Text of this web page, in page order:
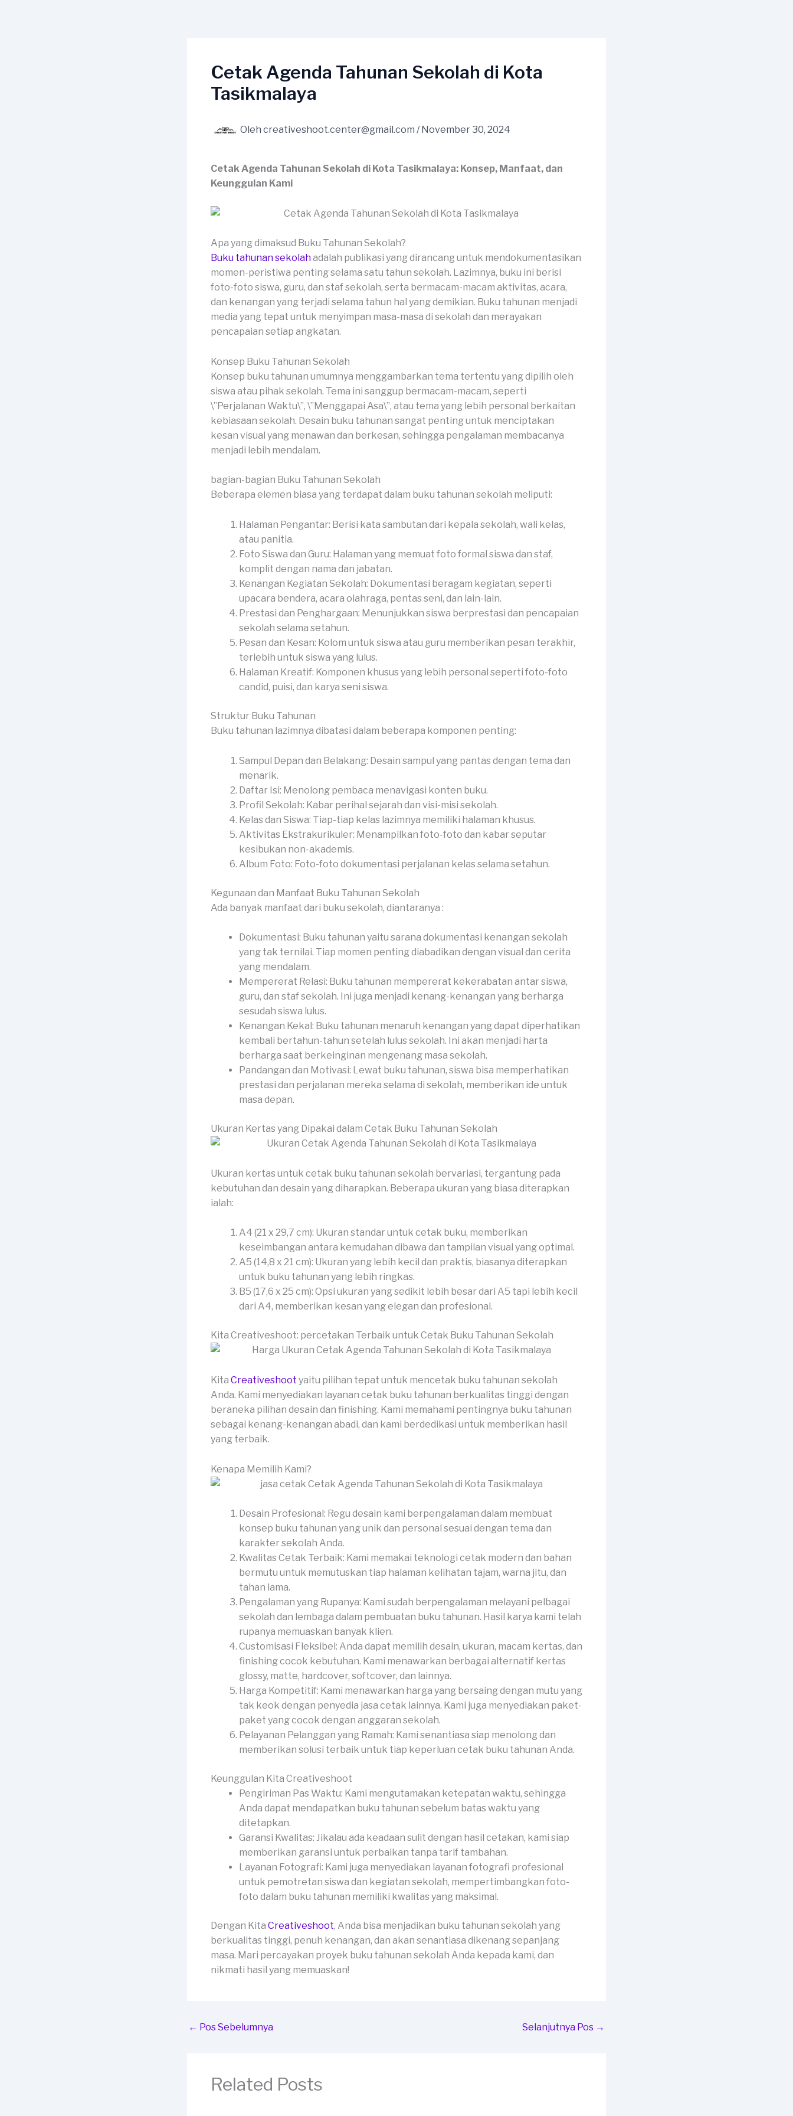
Cetak Agenda Tahunan Sekolah di Kota
Tasikmalaya
Oleh creativeshoot.center@gmail.com / November 30, 2024
Cetak Agenda Tahunan Sekolah di Kota Tasikmalaya: Konsep, Manfaat, dan
Keunggulan Kami
Apa yang dimaksud Buku Tahunan Sekolah?
Buku tahunan sekolahadalah publikasi yang dirancang untuk mendokumentasikan
momen-peristiwa penting selama satu tahun sekolah. Lazimnya, buku ini berisi
foto-foto siswa, guru, dan staf sekolah, serta bermacam-macam aktivitas, acara,
dan kenangan yang terjadi selama tahun hal yang demikian. Buku tahunan menjadi
media yang tepat untuk menyimpan masa-masa di sekolah dan merayakan
pencapaian setiap angkatan.
Konsep Buku Tahunan Sekolah
Konsep buku tahunan umumnya menggambarkan tema tertentu yang dipilih oleh
siswa atau pihak sekolah. Tema ini sanggup bermacam-macam, seperti
\”Perjalanan Waktu\”, \”Menggapai Asa\”, atau tema yang lebih personal berkaitan
kebiasaan sekolah. Desain buku tahunan sangat penting untuk menciptakan
kesan visual yang menawan dan berkesan, sehingga pengalaman membacanya
menjadi lebih mendalam.
bagian-bagian Buku Tahunan Sekolah
Beberapa elemen biasa yang terdapat dalam buku tahunan sekolah meliputi:
Halaman Pengantar: Berisi kata sambutan dari kepala sekolah, wali kelas,
atau panitia.
Foto Siswa dan Guru: Halaman yang memuat foto formal siswa dan staf,
komplit dengan nama dan jabatan.
Kenangan Kegiatan Sekolah: Dokumentasi beragam kegiatan, seperti
upacara bendera, acara olahraga, pentas seni, dan lain-lain.
Prestasi dan Penghargaan: Menunjukkan siswa berprestasi dan pencapaian
sekolah selama setahun.
Pesan dan Kesan: Kolom untuk siswa atau guru memberikan pesan terakhir,
terlebih untuk siswa yang lulus.
Halaman Kreatif: Komponen khusus yang lebih personal seperti foto-foto
candid, puisi, dan karya seni siswa.
Struktur Buku Tahunan
Buku tahunan lazimnya dibatasi dalam beberapa komponen penting:
Sampul Depan dan Belakang: Desain sampul yang pantas dengan tema dan
menarik.
Daftar Isi: Menolong pembaca menavigasi konten buku.
Profil Sekolah: Kabar perihal sejarah dan visi-misi sekolah.
Kelas dan Siswa: Tiap-tiap kelas lazimnya memiliki halaman khusus.
Aktivitas Ekstrakurikuler: Menampilkan foto-foto dan kabar seputar
kesibukan non-akademis.
Album Foto: Foto-foto dokumentasi perjalanan kelas selama setahun.
Kegunaan dan Manfaat Buku Tahunan Sekolah
Ada banyak manfaat dari buku sekolah, diantaranya :
Dokumentasi: Buku tahunan yaitu sarana dokumentasi kenangan sekolah
yang tak ternilai. Tiap momen penting diabadikan dengan visual dan cerita
yang mendalam.
Mempererat Relasi: Buku tahunan mempererat kekerabatan antar siswa,
guru, dan staf sekolah. Ini juga menjadi kenang-kenangan yang berharga
sesudah siswa lulus.
Kenangan Kekal: Buku tahunan menaruh kenangan yang dapat diperhatikan
kembali bertahun-tahun setelah lulus sekolah. Ini akan menjadi harta
berharga saat berkeinginan mengenang masa sekolah.
Pandangan dan Motivasi: Lewat buku tahunan, siswa bisa memperhatikan
prestasi dan perjalanan mereka selama di sekolah, memberikan ide untuk
masa depan.
Ukuran Kertas yang Dipakai dalam Cetak Buku Tahunan Sekolah
Ukuran kertas untuk cetak buku tahunan sekolah bervariasi, tergantung pada
kebutuhan dan desain yang diharapkan. Beberapa ukuran yang biasa diterapkan
ialah:
A4 (21 x 29,7 cm): Ukuran standar untuk cetak buku, memberikan
keseimbangan antara kemudahan dibawa dan tampilan visual yang optimal.
A5 (14,8 x 21 cm): Ukuran yang lebih kecil dan praktis, biasanya diterapkan
untuk buku tahunan yang lebih ringkas.
B5 (17,6 x 25 cm): Opsi ukuran yang sedikit lebih besar dari A5 tapi lebih kecil
dari A4, memberikan kesan yang elegan dan profesional.
Kita Creativeshoot: percetakan Terbaik untuk Cetak Buku Tahunan Sekolah
Kita Creativeshoot yaitu pilihan tepat untuk mencetak buku tahunan sekolah
Anda. Kami menyediakan layanan cetak buku tahunan berkualitas tinggi dengan
beraneka pilihan desain dan finishing. Kami memahami pentingnya buku tahunan
sebagai kenang-kenangan abadi, dan kami berdedikasi untuk memberikan hasil
yang terbaik.
Kenapa Memilih Kami?
Desain Profesional: Regu desain kami berpengalaman dalam membuat
konsep buku tahunan yang unik dan personal sesuai dengan tema dan
karakter sekolah Anda.
Kwalitas Cetak Terbaik: Kami memakai teknologi cetak modern dan bahan
bermutu untuk memutuskan tiap halaman kelihatan tajam, warna jitu, dan
tahan lama.
Pengalaman yang Rupanya: Kami sudah berpengalaman melayani pelbagai
sekolah dan lembaga dalam pembuatan buku tahunan. Hasil karya kami telah
rupanya memuaskan banyak klien.
Customisasi Fleksibel: Anda dapat memilih desain, ukuran, macam kertas, dan
finishing cocok kebutuhan. Kami menawarkan berbagai alternatif kertas
glossy, matte, hardcover, softcover, dan lainnya.
Harga Kompetitif: Kami menawarkan harga yang bersaing dengan mutu yang
tak keok dengan penyedia jasa cetak lainnya. Kami juga menyediakan paket-
paket yang cocok dengan anggaran sekolah.
Pelayanan Pelanggan yang Ramah: Kami senantiasa siap menolong dan
memberikan solusi terbaik untuk tiap keperluan cetak buku tahunan Anda.
Keunggulan Kita Creativeshoot
Pengiriman Pas Waktu: Kami mengutamakan ketepatan waktu, sehingga
Anda dapat mendapatkan buku tahunan sebelum batas waktu yang
ditetapkan.
Garansi Kwalitas: Jikalau ada keadaan sulit dengan hasil cetakan, kami siap
memberikan garansi untuk perbaikan tanpa tarif tambahan.
Layanan Fotografi: Kami juga menyediakan layanan fotografi profesional
untuk pemotretan siswa dan kegiatan sekolah, mempertimbangkan foto-
foto dalam buku tahunan memiliki kwalitas yang maksimal.
Dengan Kita Creativeshoot, Anda bisa menjadikan buku tahunan sekolah yang
berkualitas tinggi, penuh kenangan, dan akan senantiasa dikenang sepanjang
masa. Mari percayakan proyek buku tahunan sekolah Anda kepada kami, dan
nikmati hasil yang memuaskan!
← Pos Sebelumnya Selanjutnya Pos →
Related Posts